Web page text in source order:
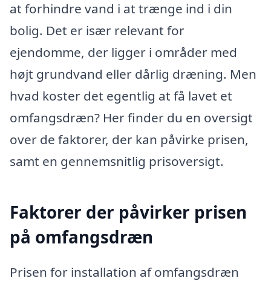
at forhindre vand i at trænge ind i din
bolig. Det er især relevant for
ejendomme, der ligger i områder med
højt grundvand eller dårlig dræning. Men
hvad koster det egentlig at få lavet et
omfangsdræn? Her finder du en oversigt
over de faktorer, der kan påvirke prisen,
samt en gennemsnitlig prisoversigt.
Faktorer der påvirker prisen
på omfangsdræn
Prisen for installation af omfangsdræn